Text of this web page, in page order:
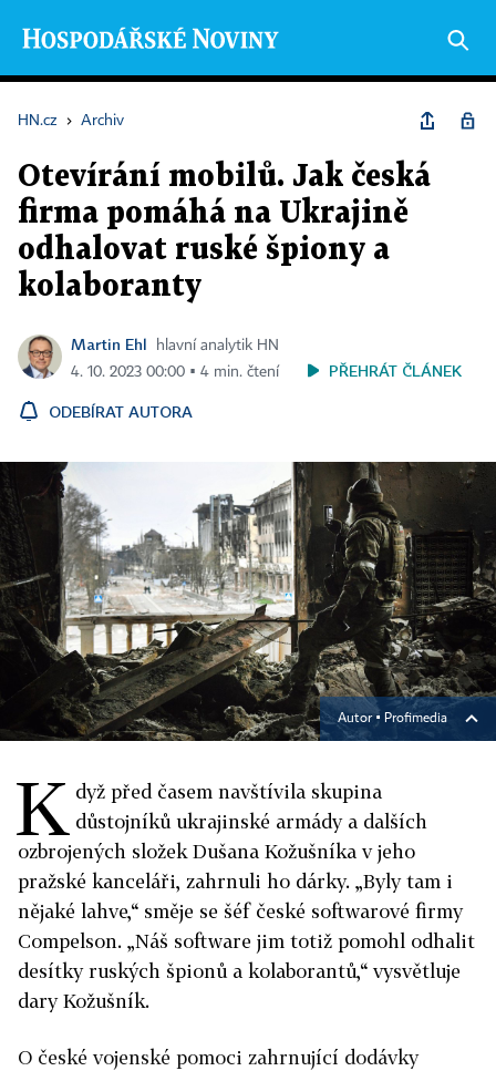
HN.cz › Archiv
Otevírání mobilů. Jak česká
firma pomáhá na Ukrajině
odhalovat ruské špiony a
kolaboranty
Martin Ehl
hlavní analytik HN
4. 10. 2023 00:00 ▪ 4 min. čtení
PŘEHRÁT ČLÁNEK
ODEBÍRAT AUTORA
Autor ▪ Profimedia
K dyž před časem navštívila skupina
důstojníků ukrajinské armády a dalších
ozbrojených složek Dušana Kožušníka v jeho
pražské kanceláři, zahrnuli ho dárky. „Byly tam i
nějaké lahve,“ směje se šéf české softwarové firmy
Compelson. „Náš software jim totiž pomohl odhalit
desítky ruských špionů a kolaborantů,“ vysvětluje
dary Kožušník.
O české vojenské pomoci zahrnující dodávky